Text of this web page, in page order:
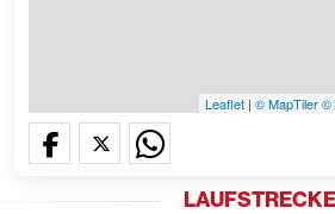
Leaflet | © MapTiler©